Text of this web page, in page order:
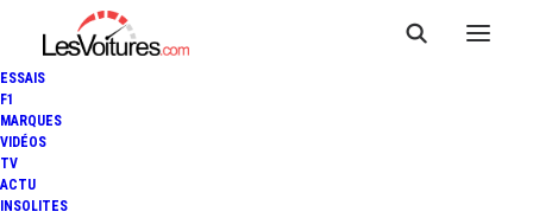
ESSAIS
F1
MARQUES
VIDÉOS
TV
ACTU
INSOLITES